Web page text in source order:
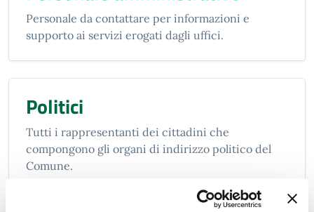
Personale da contattare per informazioni e
supporto ai servizi erogati dagli uffici.
Politici
Tutti i rappresentanti dei cittadini che
compongono gli organi di indirizzo politico del
Comune.